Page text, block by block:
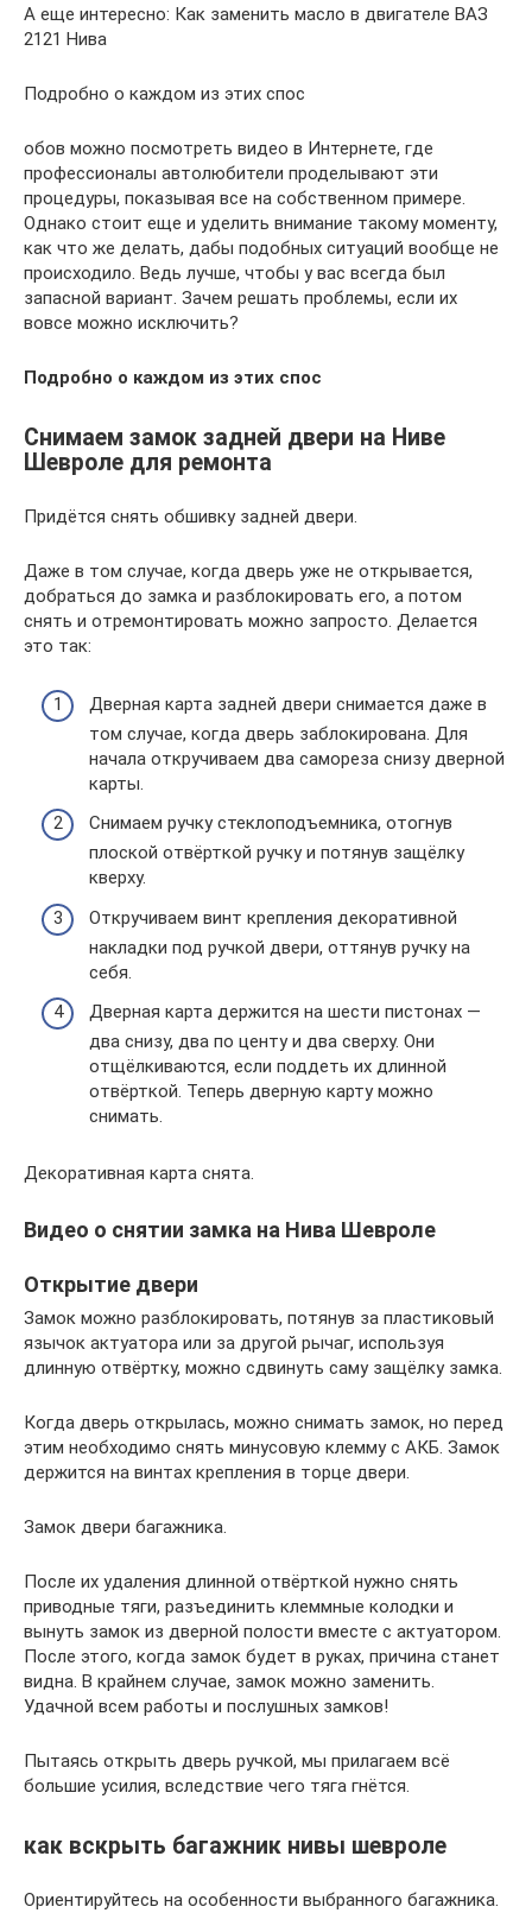
А еще интересно: Как заменить масло в двигателе ВАЗ
2121 Нива
Подробно о каждом из этих спос
обов можно посмотреть видео в Интернете, где
профессионалы автолюбители проделывают эти
процедуры, показывая все на собственном примере.
Однако стоит еще и уделить внимание такому моменту,
как что же делать, дабы подобных ситуаций вообще не
происходило. Ведь лучше, чтобы у вас всегда был
запасной вариант. Зачем решать проблемы, если их
вовсе можно исключить?
Подробно о каждом из этих спос
Снимаем замок задней двери на Ниве
Шевроле для ремонта
Придётся снять обшивку задней двери.
Даже в том случае, когда дверь уже не открывается,
добраться до замка и разблокировать его, а потом
снять и отремонтировать можно запросто. Делается
это так:
Дверная карта задней двери снимается даже в
том случае, когда дверь заблокирована. Для
начала откручиваем два самореза снизу дверной
карты.
Снимаем ручку стеклоподъемника, отогнув
плоской отвёрткой ручку и потянув защёлку
кверху.
Откручиваем винт крепления декоративной
накладки под ручкой двери, оттянув ручку на
себя.
Дверная карта держится на шести пистонах —
два снизу, два по центу и два сверху. Они
отщёлкиваются, если поддеть их длинной
отвёрткой. Теперь дверную карту можно
снимать.
Декоративная карта снята.
Видео о снятии замка на Нива Шевроле
Открытие двери
Замок можно разблокировать, потянув за пластиковый
язычок актуатора или за другой рычаг, используя
длинную отвёртку, можно сдвинуть саму защёлку замка.
Когда дверь открылась, можно снимать замок, но перед
этим необходимо снять минусовую клемму с АКБ. Замок
держится на винтах крепления в торце двери.
Замок двери багажника.
После их удаления длинной отвёрткой нужно снять
приводные тяги, разъединить клеммные колодки и
вынуть замок из дверной полости вместе с актуатором.
После этого, когда замок будет в руках, причина станет
видна. В крайнем случае, замок можно заменить.
Удачной всем работы и послушных замков!
Пытаясь открыть дверь ручкой, мы прилагаем всё
большие усилия, вследствие чего тяга гнётся.
как вскрыть багажник нивы шевроле
Ориентируйтесь на особенности выбранного багажника.